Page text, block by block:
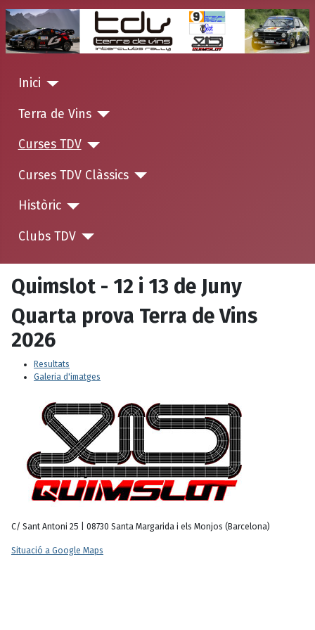
Inici
Terra de Vins
Curses TDV
Curses TDV Clàssics
Històric
Clubs TDV
Quimslot - 12 i 13 de Juny
Quarta prova Terra de Vins
2026
Resultats
Galeria d'imatges
C/ Sant Antoni 25 | 08730 Santa Margarida i els Monjos (Barcelona)
Situació a Google Maps